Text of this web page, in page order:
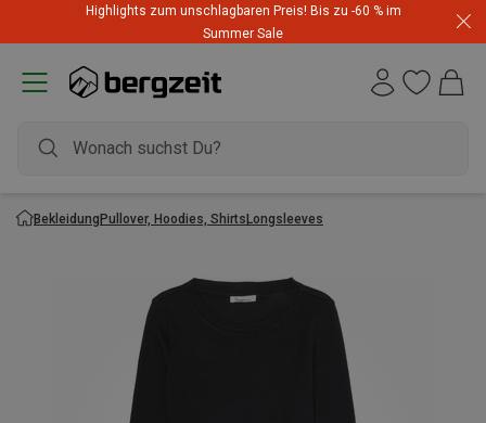
Highlights zum unschlagbaren Preis! Bis zu -60 % im
Summer Sale
BekleidungPullover, Hoodies, ShirtsLongsleeves